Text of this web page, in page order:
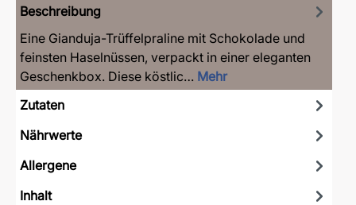
Beschreibung
Eine Gianduja-Trüffelpraline mit Schokolade und
feinsten Haselnüssen, verpackt in einer eleganten
Geschenkbox. Diese köstlic… Mehr
Zutaten
Nährwerte
Allergene
Inhalt